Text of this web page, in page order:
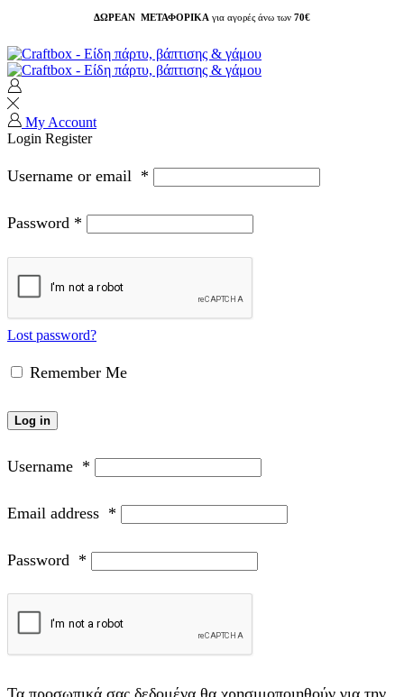
ΔΩΡΕΑΝ ΜΕΤΑΦΟΡΙΚΑ για αγορές άνω των 70€
My Account
Login Register
Username or email *
Password *
Lost password?
Remember Me
Log in
Username *
Email address *
Password *
Τα προσωπικά σας δεδομένα θα χρησιμοποιηθούν για την